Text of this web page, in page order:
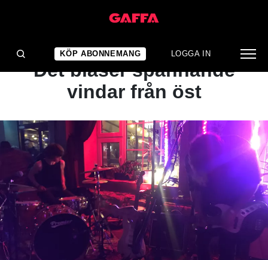
KÖP ABONNEMANG LOGGA IN
ARTIKEL
FESTIVAL-REPORTAGE:
Det blåser spännande
vindar från öst